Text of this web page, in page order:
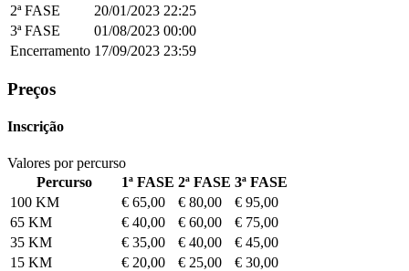
2ª FASE
20/01/2023 22:25
3ª FASE
01/08/2023 00:00
Encerramento 17/09/2023 23:59
Preços
Inscrição
Valores por percurso
Percurso
1ª FASE 2ª FASE 3ª FASE
100 KM
€ 65,00 € 80,00
€ 95,00
65 KM
€ 40,00 € 60,00
€ 75,00
35 KM
€ 35,00 € 40,00
€ 45,00
15 KM
€ 20,00 € 25,00
€ 30,00